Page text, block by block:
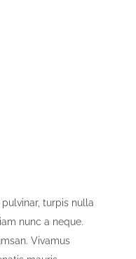
turpis nulla
nunc a neque.
Vivamus